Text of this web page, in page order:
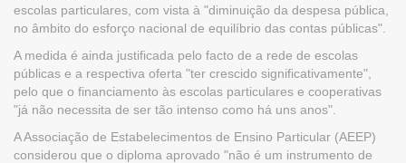
escolas particulares, com vista à "diminuição da despesa pública,
no âmbito do esforço nacional de equilíbrio das contas públicas".
A medida é ainda justificada pelo facto de a rede de escolas
públicas e a respectiva oferta "ter crescido significativamente",
pelo que o financiamento às escolas particulares e cooperativas
"já não necessita de ser tão intenso como há uns anos".
A Associação de Estabelecimentos de Ensino Particular (AEEP)
considerou que o diploma aprovado "não é um instrumento de